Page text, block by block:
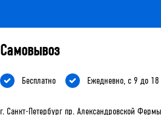
Самовывоз
Бесплатно Ежедневно, с 9 до 18
г. Санкт-Петербург пр. Александровской